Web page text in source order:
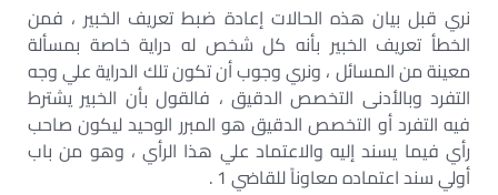
نري قبل بيان هذه الحالات إعادة ضبط تعريف الخبير ، فمن
الخطأ تعريف الخبير بأنه كل شخص له دراية خاصة بمسألة
معينة من المسائل ، ونري وجوب أن تكون تلك الدراية علي وجه
التفرد وبالأدنى التخصص الدقيق ، فالقول بأن الخبير يشترط
فيه التفرد أو التخصص الدقيق هو المبرر الوحيد ليكون صاحب
رأي فيما يسند إليه والاعتماد علي هذا الرأي ، وهو من باب
أولي سند اعتماده معاوناً للقاضي 1 .